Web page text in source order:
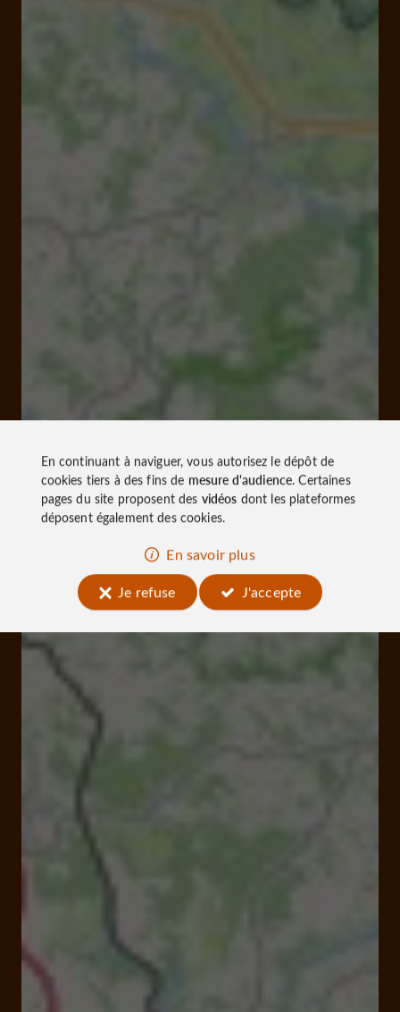
En continuant à naviguer, vous autorisez le dépôt de
cookies tiers à des fins de mesure d'audience. Certaines
pages du site proposent des vidéos dont les plateformes
déposent également des cookies.
En savoir plus
Je refuse
J'accepte